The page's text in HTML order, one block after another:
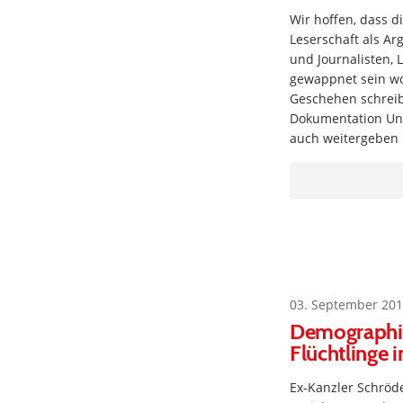
Wir hoffen, dass
Leserschaft als
und Journalisten,
gewappnet sein
Geschehen
Dokumentation
auch
03. September
Flüchtlinge
Ex-Kanzler